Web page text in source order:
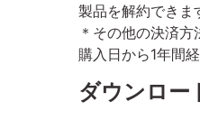
製品を解約できま
＊その他の決済
購入日から1年間
ダウンロー